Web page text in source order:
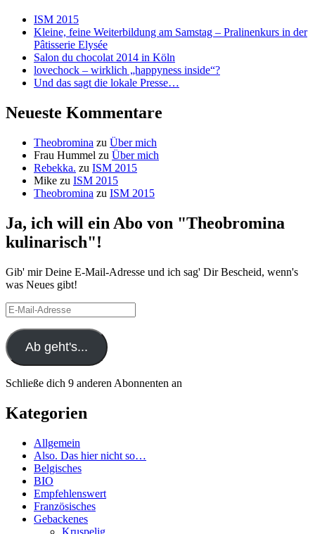
ISM 2015
Kleine, feine Weiterbildung am Samstag – Pralinenkurs in der
Pâtisserie Elysée
Salon du chocolat 2014 in Köln
lovechock – wirklich „happyness inside“?
Und das sagt die lokale Presse…
Neueste Kommentare
Theobromina zu Über mich
Frau Hummel zu Über mich
Rebekka. zu ISM 2015
Mike zu ISM 2015
Theobromina zu ISM 2015
Ja, ich will ein Abo von "Theobromina
kulinarisch"!
Gib' mir Deine E-Mail-Adresse und ich sag' Dir Bescheid, wenn's
was Neues gibt!
E-
Mail-
Adresse
Ab geht's...
Schließe dich 9 anderen Abonnenten an
Kategorien
Allgemein
Also. Das hier nicht so…
Belgisches
BIO
Empfehlenswert
Französisches
Gebackenes
Kruspelig